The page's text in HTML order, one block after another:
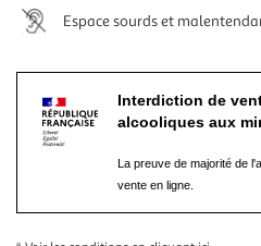
Espace sourds et
Interdiction de
alcooliques aux
La preuve de majorité de
vente en ligne.